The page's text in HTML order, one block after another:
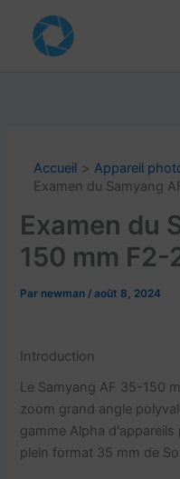
contenu
Accueil
Appareil
Examen du Samyang
Examen du
150 mm F2-
Par newman/août 8, 2024
Introduction
Le Samyang AF 35-150
zoom grand angle
gamme Alpha
plein format 35 mm de